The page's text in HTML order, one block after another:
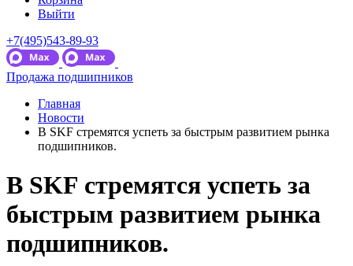
Выйти
+7(495)543-89-93
Продажа подшипников
Главная
Новости
В SKF стремятся успеть за быстрым развитием рынка
подшипников.
В SKF стремятся успеть за
быстрым развитием рынка
подшипников.